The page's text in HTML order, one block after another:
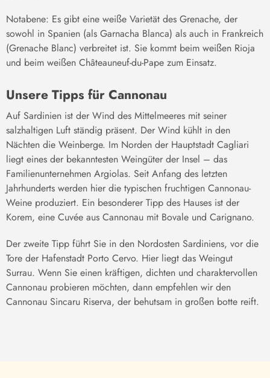
Notabene: Es gibt eine weiße Varietät des Grenache, der
sowohl in Spanien (als Garnacha Blanca) als auch in Frankreich
(Grenache Blanc) verbreitet ist. Sie kommt beim weißen Rioja
und beim weißen Châteauneuf-du-Pape zum Einsatz.
Unsere Tipps für Cannonau
Auf Sardinien ist der Wind des Mittelmeeres mit seiner
salzhaltigen Luft ständig präsent. Der Wind kühlt in den
Nächten die Weinberge. Im Norden der Hauptstadt Cagliari
liegt eines der bekanntesten Weingüter der Insel – das
Familienunternehmen Argiolas. Seit Anfang des letzten
Jahrhunderts werden hier die typischen fruchtigen Cannonau-
Weine produziert. Ein besonderer Tipp des Hauses ist der
Korem, eine Cuvée aus Cannonau mit Bovale und Carignano.
Der zweite Tipp führt Sie in den Nordosten Sardiniens, vor die
Tore der Hafenstadt Porto Cervo. Hier liegt das Weingut
Surrau. Wenn Sie einen kräftigen, dichten und charaktervollen
Cannonau probieren möchten, dann empfehlen wir den
Cannonau Sincaru Riserva, der behutsam in großen botte reift.